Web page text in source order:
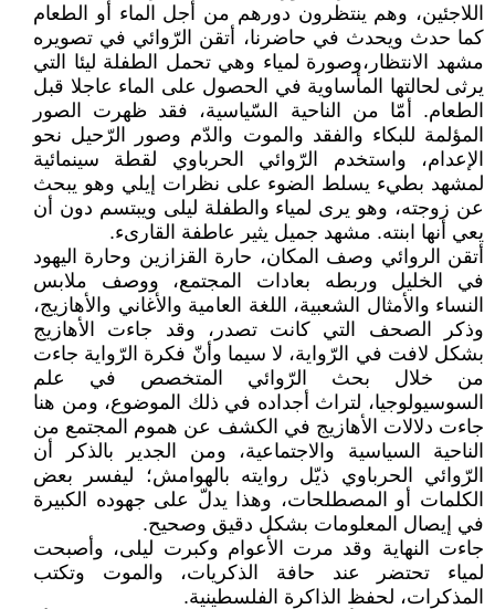
اللاجئين، وهم ينتظرون دورهم من أجل الماء أو الطعام
كما حدث ويحدث في حاضرنا، أتقن الرّوائي في تصويره
مشهد الانتظار،وصورة لمياء وهي تحمل الطفلة ليئا التي
يرثى لحالتها المأساوية في الحصول على الماء عاجلا قبل
الطعام. أمّا من الناحية السّياسية، فقد ظهرت الصور
المؤلمة للبكاء والفقد والموت والدّم وصور الرّحيل نحو
الإعدام، واستخدم الرّوائي الحرباوي لقطة سينمائية
لمشهد بطيء يسلط الضوء على نظرات إيلي وهو يبحث
عن زوجته، وهو يرى لمياء والطفلة ليلى ويبتسم دون أن
يعي أنها ابنته. مشهد جميل يثير عاطفة القارىء.
أتقن الروائي وصف المكان، حارة القزازين وحارة اليهود
في الخليل وربطه بعادات المجتمع، ووصف ملابس
النساء والأمثال الشعبية، اللغة العامية والأغاني والأهازيج،
وذكر الصحف التي كانت تصدر، وقد جاءت الأهازيج
بشكل لافت في الرّواية، لا سيما وأنّ فكرة الرّواية جاءت
من خلال بحث الرّوائي المتخصص في علم
السوسيولوجيا، لتراث أجداده في ذلك الموضوع، ومن هنا
جاءت دلالات الأهازيج في الكشف عن هموم المجتمع من
الناحية السياسية والاجتماعية، ومن الجدير بالذكر أن
الرّوائي الحرباوي ذيّل روايته بالهوامش؛ ليفسر بعض
الكلمات أو المصطلحات، وهذا يدلّ على جهوده الكبيرة
في إيصال المعلومات بشكل دقيق وصحيح.
جاءت النهاية وقد مرت الأعوام وكبرت ليلى، وأصبحت
لمياء تحتضر عند حافة الذكريات، والموت وتكتب
المذكرات، لحفظ الذاكرة الفلسطينية.